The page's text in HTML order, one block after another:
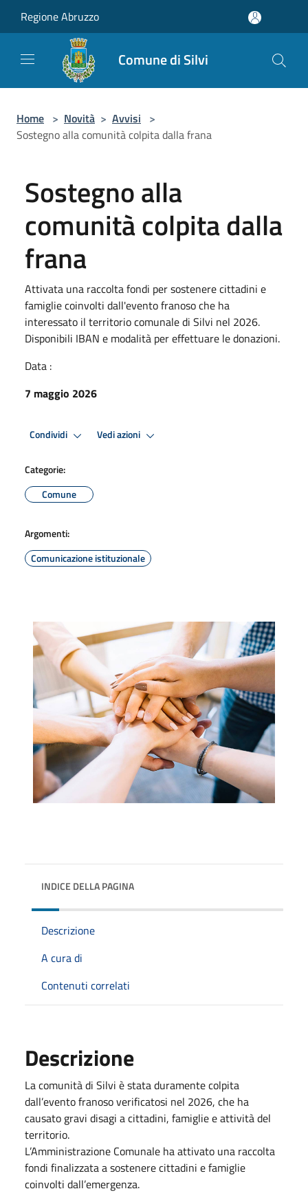
Regione Abruzzo
Comune di Silvi
Home > Novità > Avvisi >
Sostegno alla comunità colpita dalla frana
Sostegno alla
comunità colpita dalla
frana
Attivata una raccolta fondi per sostenere cittadini e
famiglie coinvolti dall'evento franoso che ha
interessato il territorio comunale di Silvi nel 2026.
Disponibili IBAN e modalità per effettuare le donazioni.
Data :
7 maggio 2026
Condividi Vedi azioni
Categorie:
Comune
Argomenti:
Comunicazione istituzionale
INDICE DELLA PAGINA
Descrizione
A cura di
Contenuti correlati
Descrizione
La comunità di Silvi è stata duramente colpita
dall’evento franoso verificatosi nel 2026, che ha
causato gravi disagi a cittadini, famiglie e attività del
territorio.
L’Amministrazione Comunale ha attivato una raccolta
fondi finalizzata a sostenere cittadini e famiglie
coinvolti dall’emergenza.